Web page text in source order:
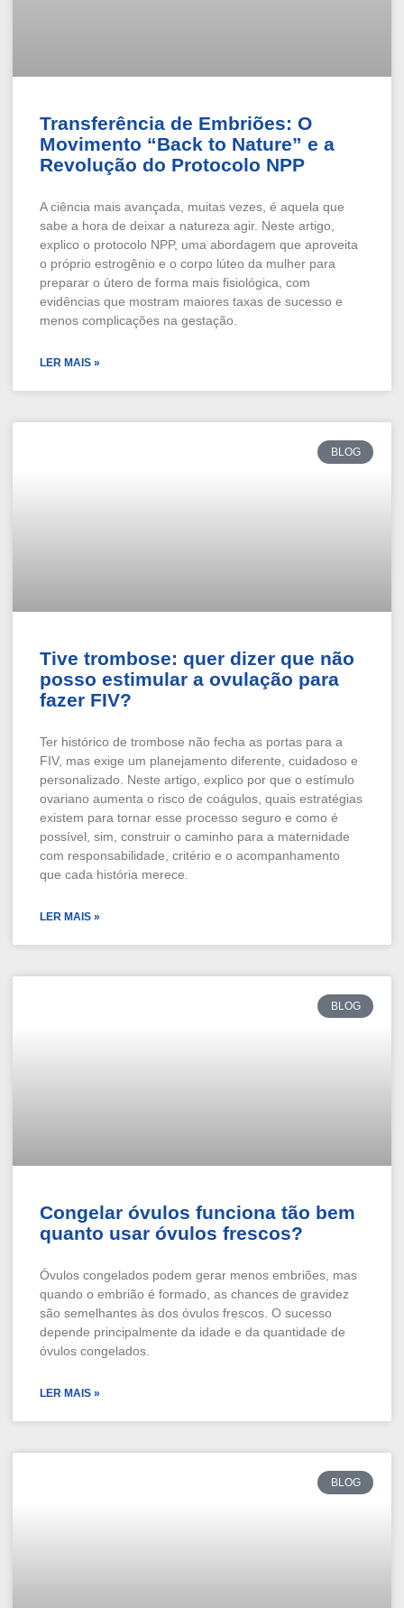
Transferência de Embriões: O
Movimento “Back to Nature” e a
Revolução do Protocolo NPP
A ciência mais avançada, muitas vezes, é aquela que
sabe a hora de deixar a natureza agir. Neste artigo,
explico o protocolo NPP, uma abordagem que aproveita
o próprio estrogênio e o corpo lúteo da mulher para
preparar o útero de forma mais fisiológica, com
evidências que mostram maiores taxas de sucesso e
menos complicações na gestação.
LER MAIS »
BLOG
Tive trombose: quer dizer que não
posso estimular a ovulação para
fazer FIV?
Ter histórico de trombose não fecha as portas para a
FIV, mas exige um planejamento diferente, cuidadoso e
personalizado. Neste artigo, explico por que o estímulo
ovariano aumenta o risco de coágulos, quais estratégias
existem para tornar esse processo seguro e como é
possível, sim, construir o caminho para a maternidade
com responsabilidade, critério e o acompanhamento
que cada história merece.
LER MAIS »
BLOG
Congelar óvulos funciona tão bem
quanto usar óvulos frescos?
Óvulos congelados podem gerar menos embriões, mas
quando o embrião é formado, as chances de gravidez
são semelhantes às dos óvulos frescos. O sucesso
depende principalmente da idade e da quantidade de
óvulos congelados.
LER MAIS »
BLOG